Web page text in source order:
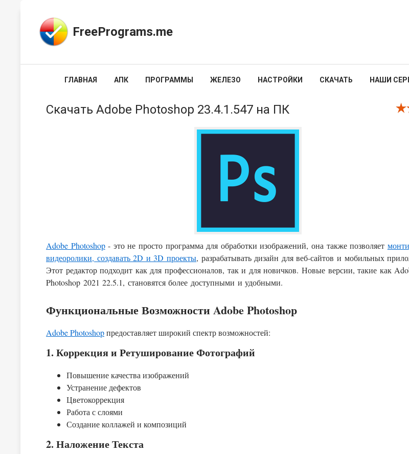
FreePrograms.me
ГЛАВНАЯ АПК ПРОГРАММЫ ЖЕЛЕЗО НАСТРОЙКИ СКАЧАТЬ НАШИ
Скачать Adobe Photoshop 23.4.1.547 на ПК
Adobe Photoshop - это не просто программа для обработки изображений, она также позволяет
видеоролики, создавать 2D и 3D проекты, разрабатывать дизайн для веб-сайтов и мобильных
Этот редактор подходит как для профессионалов, так и для новичков. Новые версии, такие как
Photoshop 2021 22.5.1, становятся более доступными и удобными.
Функциональные Возможности Adobe Photoshop
Adobe Photoshopпредоставляет широкий спектр возможностей:
1. Коррекция и Ретуширование Фотографий
Повышение качества изображений
Устранение дефектов
Цветокоррекция
Работа с слоями
Создание коллажей и композиций
2. Наложение Текста